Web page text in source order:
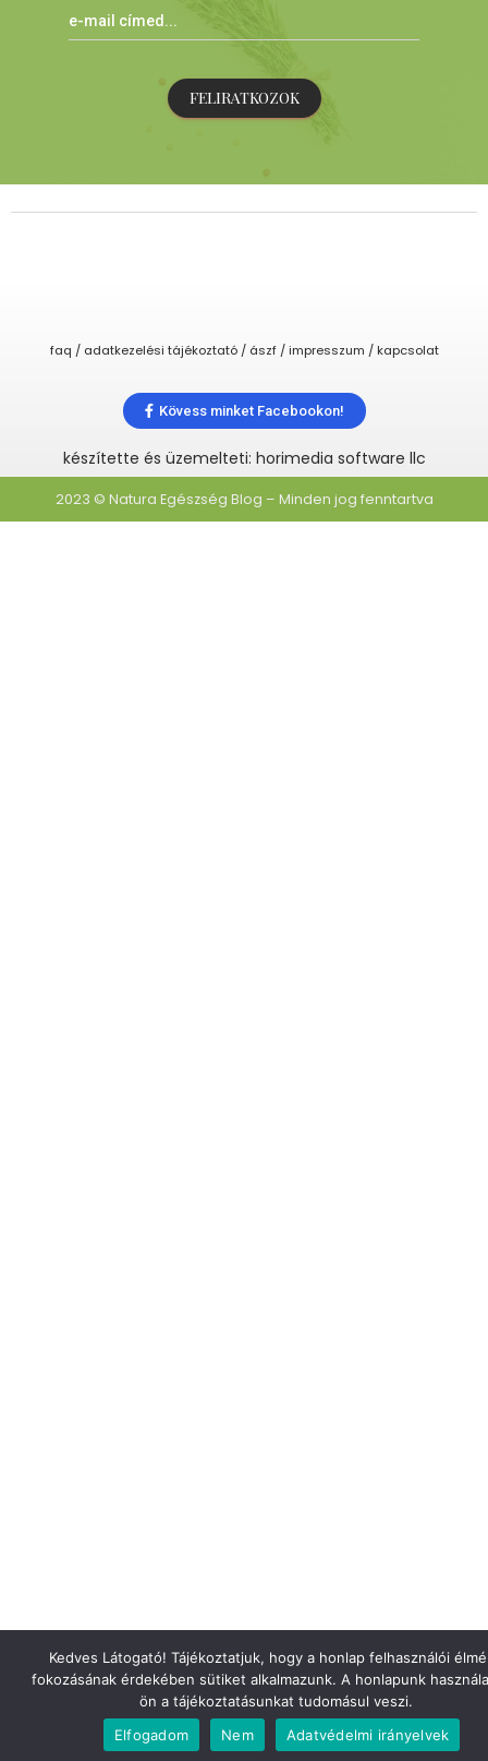
FELIRATKOZOK
faq / adatkezelési tájékoztató / ászf / impresszum / kapcsolat
Kövess minket Facebookon!
készítette és üzemelteti: horimedia software llc
2023 © Natura Egészség Blog – Minden jog fenntartva
Kedves Látogató! Tájékoztatjuk, hogy a honlap felhasználói
fokozásának érdekében sütiket alkalmazunk. A honlapunk
ön a tájékoztatásunkat tudomásul veszi.
Elfogadom
Nem Adatvédelmi irányelvek